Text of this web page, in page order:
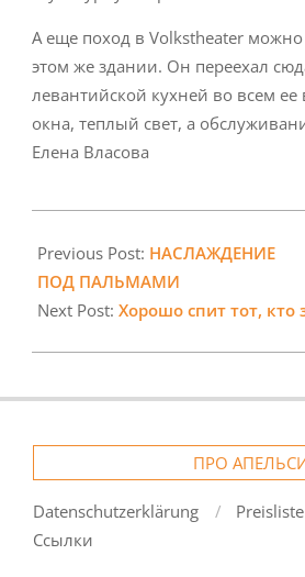
А еще поход в Volkstheater можно
этом же здании. Он переехал
левантийской кухней во всем
окна, теплый свет, а
Елена Власова
05-
01
Previous Post: НАСЛАЖДЕНИЕ
ПОД ПАЛЬМАМИ
Next Post: Хорошо спит тот,
ПРО
Datenschutzerklärung Preisliste
Ссылки